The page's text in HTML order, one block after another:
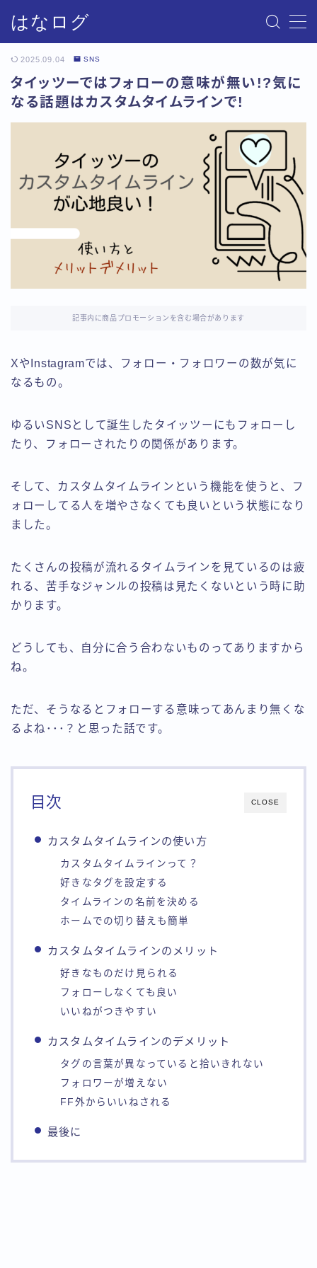
はなログ
サイトマップ
プライバシーポリシー・免責事項
2025.09.04 SNS
タイッツーではフォローの意味が無い!?気に
なる話題はカスタムタイムラインで!
記事内に商品プロモーションを含む場合があります
XやInstagramでは、フォロー・フォロワーの数が気に
なるもの。
ゆるいSNSとして誕生したタイッツーにもフォローし
たり、フォローされたりの関係があります。
そして、カスタムタイムラインという機能を使うと、フ
ォローしてる人を増やさなくても良いという状態になり
ました。
たくさんの投稿が流れるタイムラインを見ているのは疲
れる、苦手なジャンルの投稿は見たくないという時に助
かります。
どうしても、自分に合う合わないものってありますから
ね。
ただ、 そうなるとフォローする意味ってあんまり無くな
る よね･･･？と思った話です。
CLOSE
目次
カスタムタイムラインの使い方
カスタムタイムラインって？
好きなタグを設定する
タイムラインの名前を決める
ホームでの切り替えも簡単
カスタムタイムラインのメリット
好きなものだけ見られる
フォローしなくても良い
いいねがつきやすい
カスタムタイムラインのデメリット
タグの言葉が異なっていると拾いきれない
フォロワーが増えない
FF外からいいねされる
最後に